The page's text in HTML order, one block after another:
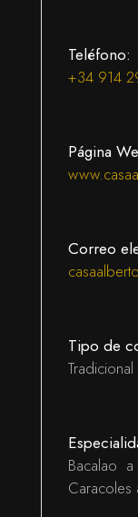
Teléfono:
+34 914
Página
Correo
Tipo de
Bacalao
Caracoles